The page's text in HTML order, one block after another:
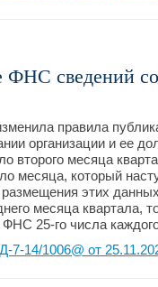
ФНС сведений
правила
организации и ее
второго месяца
месяца, который
этих
месяца квартала,
25-го числа
14/1006@ от